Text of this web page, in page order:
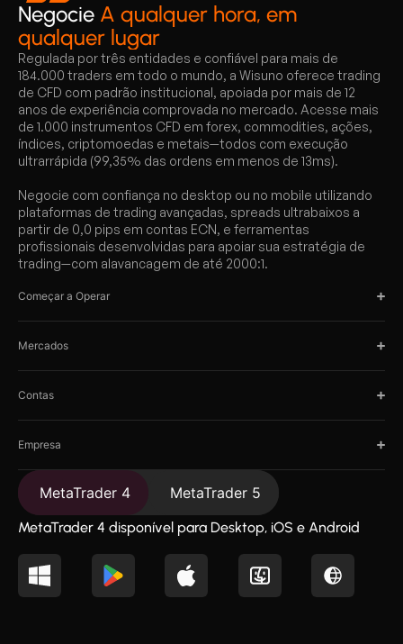
Negocie A qualquer hora, em
qualquer lugar
Regulada por três entidades e confiável para mais de
184.000 traders em todo o mundo, a Wisuno oferece trading
de CFD com padrão institucional, apoiada por mais de 12
anos de experiência comprovada no mercado. Acesse mais
de 1.000 instrumentos CFD em forex, commodities, ações,
índices, criptomoedas e metais—todos com execução
ultrarrápida (99,35% das ordens em menos de 13ms).
Negocie com confiança no desktop ou no mobile utilizando
plataformas de trading avançadas, spreads ultrabaixos a
partir de 0,0 pips em contas ECN, e ferramentas
profissionais desenvolvidas para apoiar sua estratégia de
trading—com alavancagem de até 2000:1.
Começar a Operar
Mercados
Contas
Empresa
MetaTrader 4 MetaTrader 5
MetaTrader 4 disponível para Desktop, iOS e Android